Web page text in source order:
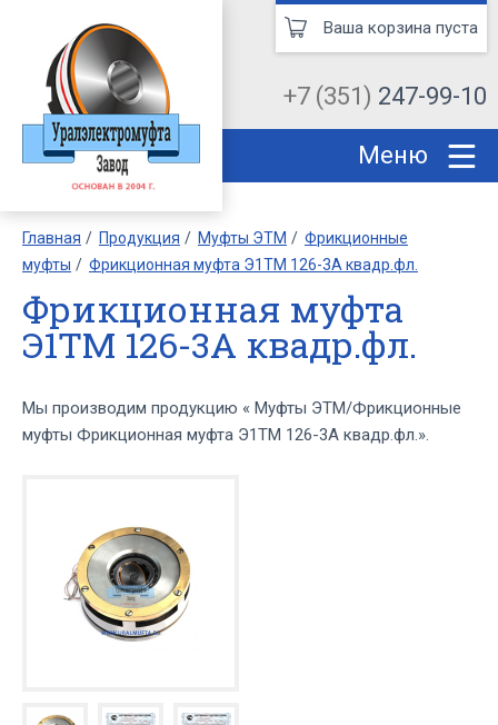
+7 (351) 247-99-10
Ваша корзина пуста
Меню
Главная Продукция Муфты ЭТМ
Фрикционные
муфты
Фрикционная муфта Э1ТМ 126-3А квадр.фл.
Фрикционная муфта
Э1ТМ 126-3А квадр.фл.
Мы производим продукцию « Муфты ЭТМ/Фрикционные
муфты Фрикционная муфта Э1ТМ 126-3А квадр.фл.».